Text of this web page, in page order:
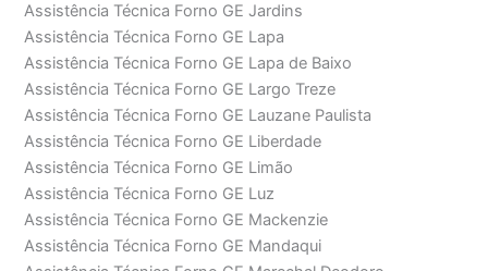
Assistência Técnica Forno GE Jardins
Assistência Técnica Forno GE Lapa
Assistência Técnica Forno GE Lapa de Baixo
Assistência Técnica Forno GE Largo Treze
Assistência Técnica Forno GE Lauzane Paulista
Assistência Técnica Forno GE Liberdade
Assistência Técnica Forno GE Limão
Assistência Técnica Forno GE Luz
Assistência Técnica Forno GE Mackenzie
Assistência Técnica Forno GE Mandaqui